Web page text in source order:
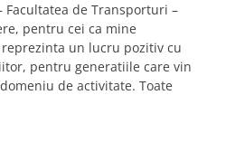
Facultatea de Transporturi –
pentru cei ca mine
un lucru pozitiv cu
pentru generatiile care vin
de activitate. Toate